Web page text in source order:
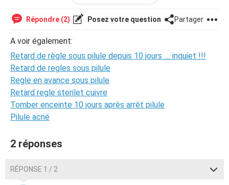
et ne la jamais oublier comment savoir ce qu'il lui arrives
svp ???
devons nous faire un test grossesse ?
merci de nous aider svp nous sommes un peu perdu ...
Répondre (2) Posez votre question Partager
A voir également:
Retard de règle sous pilule depuis 10 jours .... inquiet !!!
Retard de regles sous pilule
Regle en avance sous pilule
Retard regle sterilet cuivre
Tomber enceinte 10 jours après arrêt pilule
Pilule acné
2 réponses
RÉPONSE 1 / 2